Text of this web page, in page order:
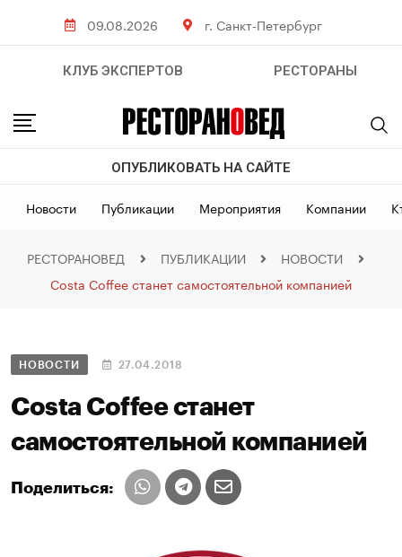
09.08.2026 г. Санкт-Петербург
КЛУБ ЭКСПЕРТОВ РЕСТОРАНЫ
ОПУБЛИКОВАТЬ НА САЙТЕ
Новости Публикации Мероприятия Компании
РЕСТОРАНОВЕД ПУБЛИКАЦИИ
НОВОСТИ
Costa Coffee станет самостоятельной компанией
НОВОСТИ 27.04.2018
Costa Coffee станет
самостоятельной компанией
Поделиться: